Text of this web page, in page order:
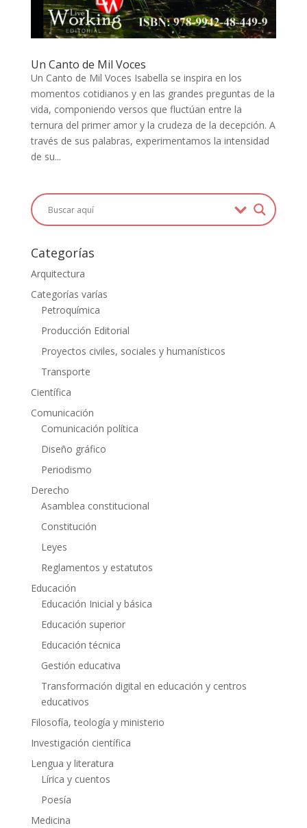
Un Canto de Mil Voces
Un Canto de Mil Voces Isabella se inspira en los
momentos cotidianos y en las grandes preguntas de la
vida, componiendo versos que fluctúan entre la
ternura del primer amor y la crudeza de la decepción. A
través de sus palabras, experimentamos la intensidad
de su...
Categorías
Arquitectura
Categorías varías
Petroquímica
Producción Editorial
Proyectos civiles, sociales y humanísticos
Transporte
Científica
Comunicación
Comunicación política
Diseño gráfico
Periodismo
Derecho
Asamblea constitucional
Constitución
Leyes
Reglamentos y estatutos
Educación
Educación Inicial y básica
Educación superior
Educación técnica
Gestión educativa
Transformación digital en educación y centros
educativos
Filosofía, teología y ministerio
Investigación científica
Lengua y literatura
Lírica y cuentos
Poesía
Medicina